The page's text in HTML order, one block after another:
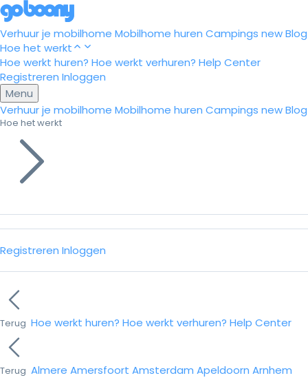
Verhuur je mobilhome Mobilhome huren Campings newBlog
Hoe het werkt
Hoe werkt huren? Hoe werkt verhuren? Help Center
Registreren Inloggen
Menu
Verhuur je mobilhome Mobilhome huren Campings newBlog
Hoe het werkt
Registreren Inloggen
Terug Hoe werkt huren? Hoe werkt verhuren? Help Center
Terug Almere Amersfoort Amsterdam Apeldoorn Arnhem